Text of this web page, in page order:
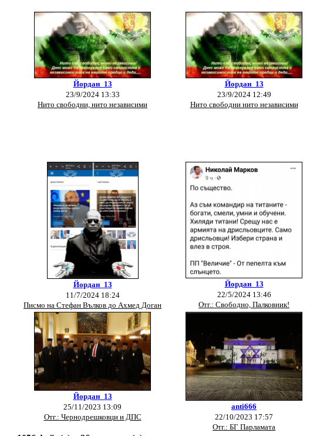
Йордан_13
23/9/2024 13:33
Нито свободни, нито независими
Йордан_13
23/9/2024 12:49
Нито свободни нито независими
Йордан_13
11/7/2024 18:24
Писмо на Стефан Вълков до Ахмед Доган
Йордан_13
22/5/2024 13:46
Отг.: Свободно, Палковник!
Йордан_13
25/11/2023 13:09
Отг.: Чернодрешковци и ДПС
anti666
22/10/2023 17:57
Отг.: БГ Парламата